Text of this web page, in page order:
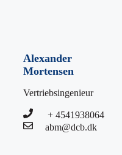
Alexander
Mortensen
Vertriebsingenieur
+ 4541938064
abm@dcb.dk